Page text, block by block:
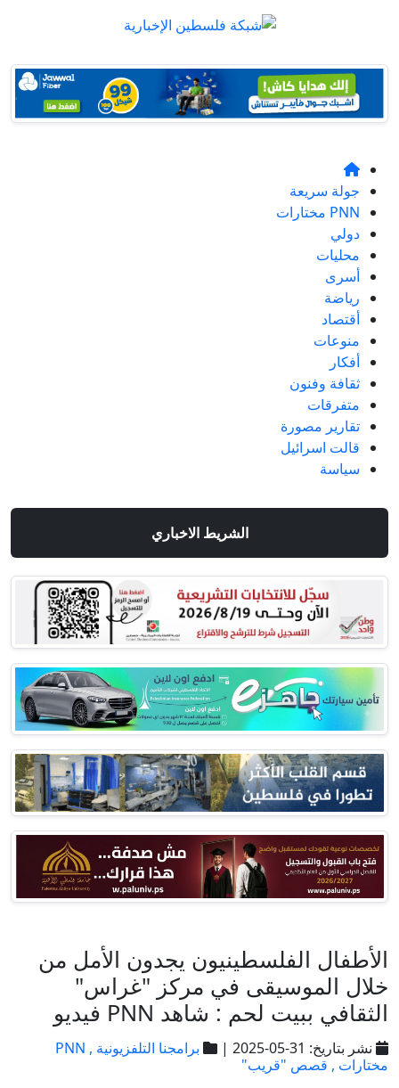
جولة سريعة
PNN مختارات
دولي
محليات
أسرى
رياضة
أقتصاد
منوعات
أفكار
ثقافة وفنون
متفرقات
تقارير مصورة
قالت اسرائيل
سياسة
الشريط الاخباري
الأطفال الفلسطينيون يجدون الأمل من
خلال الموسيقى في مركز "غراس"
الثقافي ببيت لحم : شاهد PNN فيديو
نشر بتاريخ: 31-05-2025 | برامجنا التلفزيونية , PNN
مختارات , قصص "قريب"